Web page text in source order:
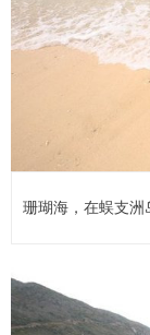
珊瑚海，在蜈支洲